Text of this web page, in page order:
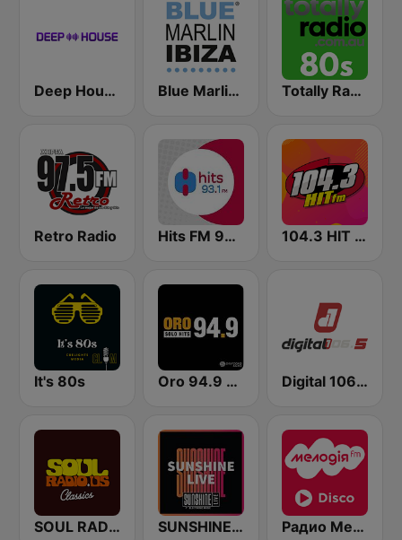
Deep House Radio Blue Marlin Ibiza Radio Totally Radio 80s
Retro Radio Hits FM 93.1 104.3 HIT FM
It's 80s Oro 94.9 Solo Hits Digital 106.5 FM
SOUL RADIO Classics SUNSHINE LIVE Радио Мелодия (Radio Melodia Disco)